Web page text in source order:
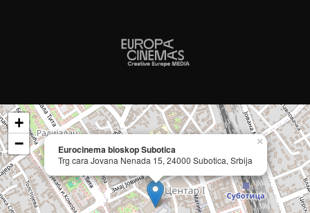
Eurocinema bioskop Subotica
Trg cara Jovana Nenada 15, 24000 Subotica, Srbija
×
+
−